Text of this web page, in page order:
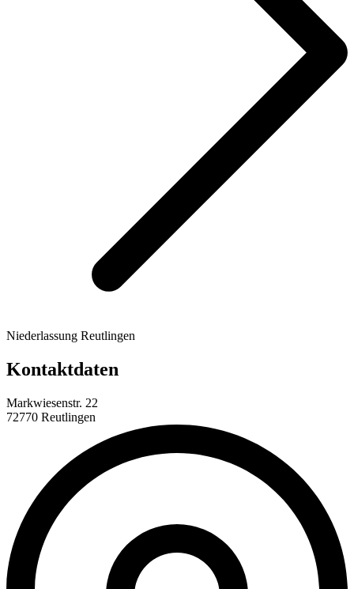
Niederlassung Reutlingen
Kontaktdaten
Markwiesenstr. 22
72770 Reutlingen